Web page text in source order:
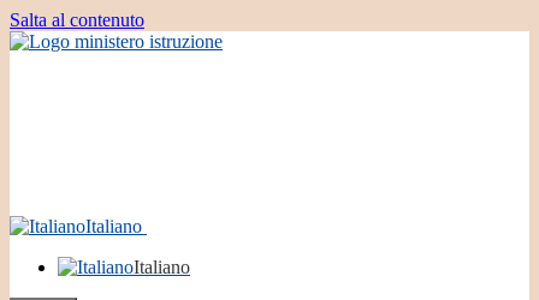
Salta al contenuto
Italiano
Italiano